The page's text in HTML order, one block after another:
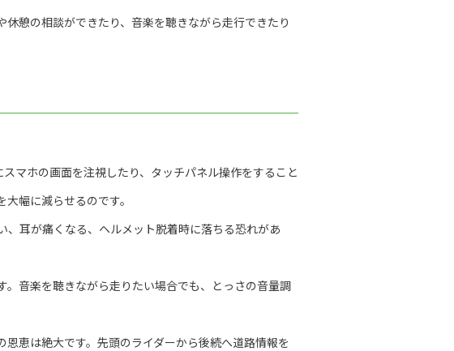
憩の相談ができたり、音楽を聴きながら走行できたり
マホの画面を注視したり、タッチパネル操作をすること
幅に減らせるのです。
耳が痛くなる、ヘルメット脱着時に落ちる恐れがあ
音楽を聴きながら走りたい場合でも、とっさの音量調
恩恵は絶大です。先頭のライダーから後続へ道路情報を